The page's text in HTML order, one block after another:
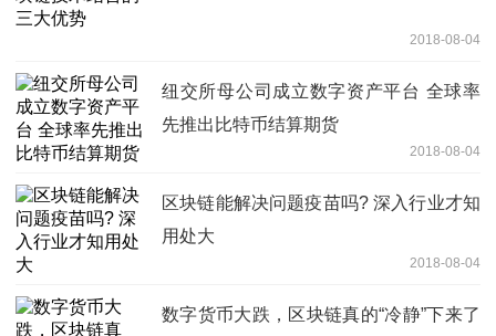
2018-08-04
纽交所母公司成立数字资产平台 全球率
先推出比特币结算期货
2018-08-04
区块链能解决问题疫苗吗? 深入行业才知
用处大
2018-08-04
数字货币大跌，区块链真的“冷静”下来了